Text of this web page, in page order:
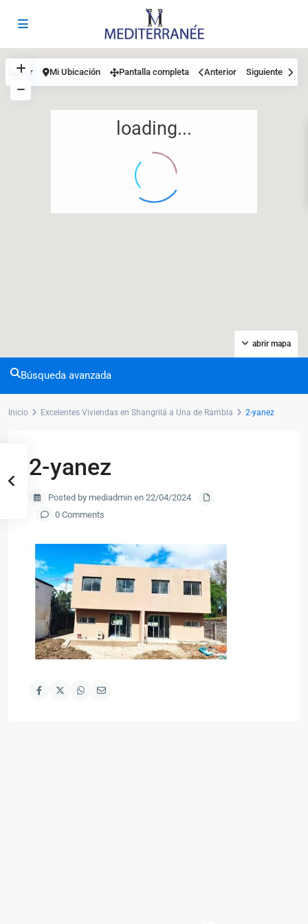
12
loading...
abrir mapa
Ver Mi Ubicación Pantalla completa Anterior Siguiente
Búsqueda avanzada
Inicio Excelentes Viviendas en Shangrilá a Una de Rambla 2-yanez
2-yanez
Posted by mediadmin en 22/04/2024
0 Comments